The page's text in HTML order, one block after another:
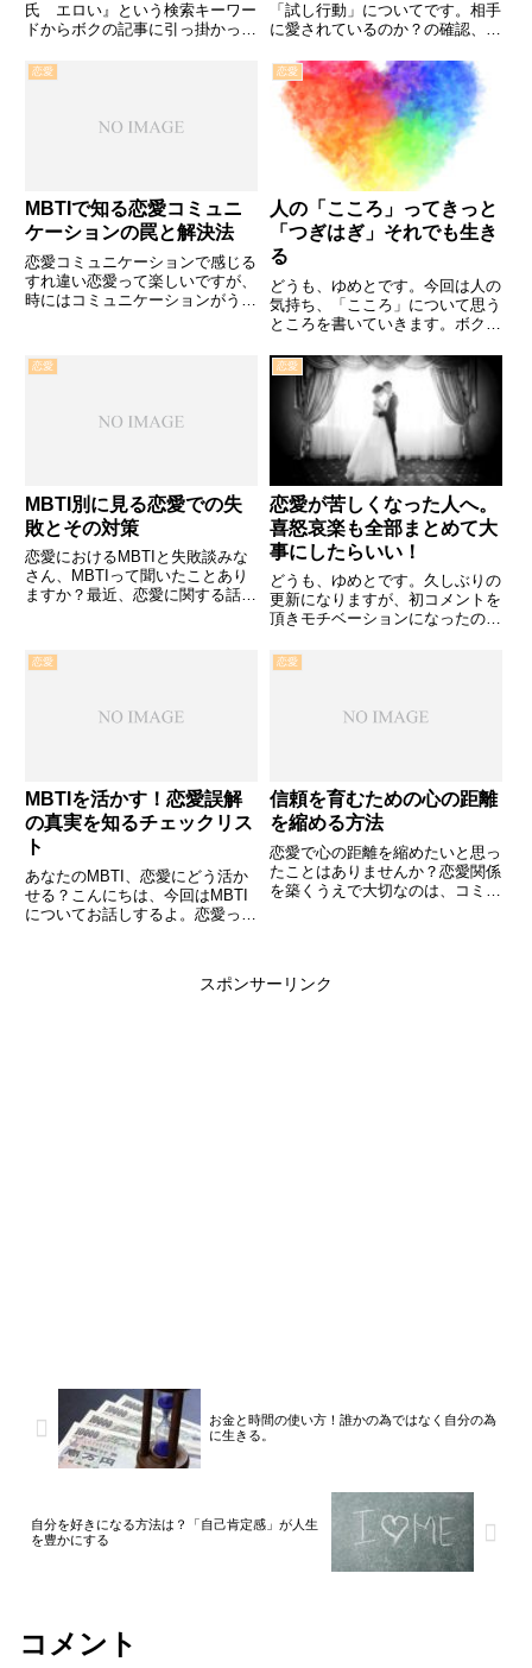
氏 エロい』という検索キーワー
ドからボクの記事に引っ掛かった
たいと思います！笑エロい血液型
ランキング！3位血液型別にみる
B型2位 A型3位 AB型4位...
「試し行動」についてです。相手
に愛されているのか？の確認、愛
待って！ボクの結論「試し行動」
は不安の表れ愛はどれだけ確認し
ても飢え続ける大事なのは愛され
ているという自信、信頼関係を
恋愛
MBTIで知る恋愛コミュニ
ケーションの罠と解決法
恋愛コミュニケーションで感じる
すれ違い恋愛って楽しいですが、
時にはコミュニケーションがうま
違いを克服することが、恋愛の醍
醐味でもあるのです。この記事で
恋愛
人の「こころ」ってきっと
「つぎはぎ」それでも生き
る
どうも、ゆめとです。今回は人の
気持ち、「こころ」について思う
ところを書いていきます。ボクの
ぎ』だらけで形成される、それが
生きること。つぎはぎを寄せ集め
てでも人間で居たい生きていくだ
けで「こころ」は擦り切れ穴だら
け...
恋愛
MBTI別に見る恋愛での失
敗とその対策
恋愛におけるMBTIと失敗談みな
さん、MBTIって聞いたことあり
ますか？最近、恋愛に関する話題
格診断を受けたら、自分の恋愛ス
タイルが全然違うことに気づきま
恋愛
恋愛が苦しくなった人へ。
喜怒哀楽も全部まとめて大
事にしたらいい！
どうも、ゆめとです。久しぶりの
更新になりますが、初コメントを
頂きモチベーションになったので
んな感情も今だけのものポジティ
ブもネガティブも大事に抱えて行
る。初コメントを頂きました！な
恋愛
MBTIを活かす！恋愛誤解
の真実を知るチェックリス
ト
あなたのMBTI、恋愛にどう活か
せる？こんにちは、今回はMBTI
についてお話しするよ。恋愛っ
かわからなかったり。そんなと
恋愛
信頼を育むための心の距離
を縮める方法
恋愛で心の距離を縮めたいと思っ
たことはありませんか？恋愛関係
を築くうえで大切なのは、コミュ
て、具体的なチェックリストを…
スポンサーリンク
お金と時間の使い方！誰かの為ではなく自分の為
に生きる。
自分を好きになる方法は？「自己肯定感」が人生
を豊かにする
コメント